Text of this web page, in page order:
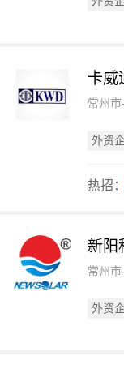
卡威
常州
外资
热招：
新阳
常州
外资